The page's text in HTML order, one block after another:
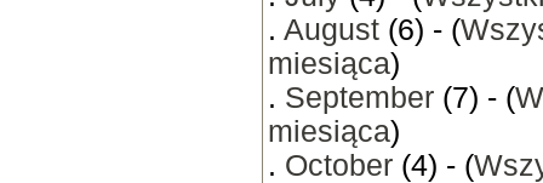
. August (6) - (
miesiąca)
. September (7) - (
miesiąca)
. October (4) - (